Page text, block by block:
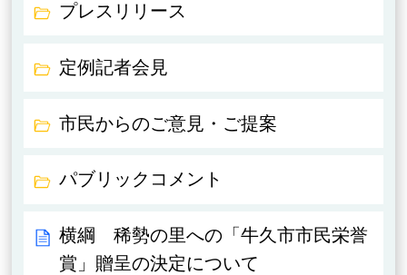
プレスリリース
定例記者会見
市民からのご意見・ご提案
パブリックコメント
横綱 稀勢の里への「牛久市市民栄誉
賞」贈呈の決定について